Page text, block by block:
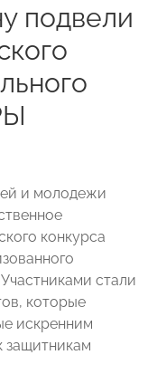
подвели
и молодежи
конкурса
стали
которые
искренним
защитникам